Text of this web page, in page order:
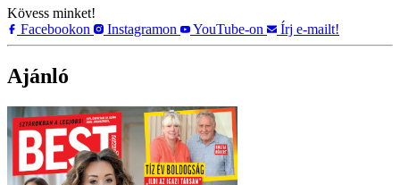
Kövess minket!
Facebookon
Instagramon YouTube-on Írj e-mailt!
Ajánló